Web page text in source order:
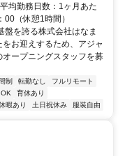
均勤務日数：1ヶ月あた
（休憩1時間）
盤を誇る株式会社はなま
お迎えするため、アジャ
ープニングスタッフを募
制 転勤なし
フルリモート
育休あり
暇あり 土日祝休み 服装自由